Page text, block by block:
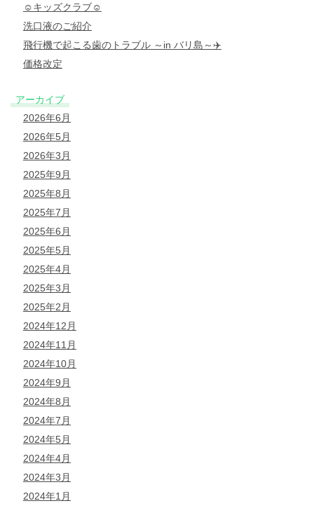
☺︎キッズクラブ☺︎
洗口液のご紹介
飛行機で起こる歯のトラブル ～in バリ島～✈️
価格改定
アーカイブ
2026年6月
2026年5月
2026年3月
2025年9月
2025年8月
2025年7月
2025年6月
2025年5月
2025年4月
2025年3月
2025年2月
2024年12月
2024年11月
2024年10月
2024年9月
2024年8月
2024年7月
2024年5月
2024年4月
2024年3月
2024年1月